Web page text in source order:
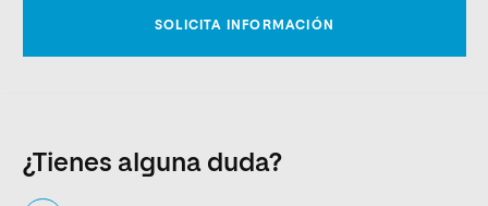
¿Tienes alguna duda?